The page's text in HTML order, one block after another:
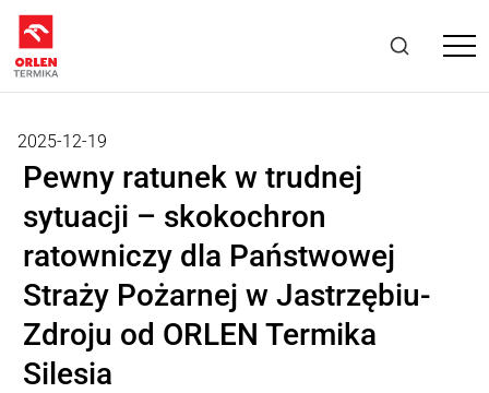
2025-12-19
Pewny ratunek w trudnej
sytuacji – skokochron
ratowniczy dla Państwowej
Straży Pożarnej w Jastrzębiu-
Zdroju od ORLEN Termika
Silesia